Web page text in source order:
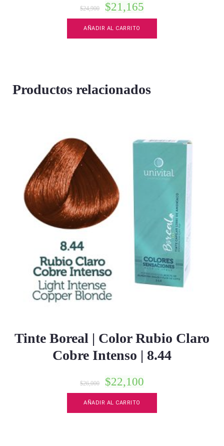
$24,900 $21,165
AÑADIR AL CARRITO
Productos relacionados
Tinte Boreal | Color Rubio Claro
Cobre Intenso | 8.44
$26,000 $22,100
AÑADIR AL CARRITO